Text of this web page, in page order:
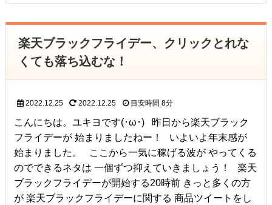
楽天ブラックフライデー、クリックとれな
くても落ち込むな！
2022.12.25 2022.12.25 目安時間 8分
こんにちは。ユキヨです(･ω･) 昨日から楽天ブラック
フライデーが 始まりましたねー！ いよいよ年末感が
始まりました。 ここから一気に稼げる波が やってくる
のでできるネタは 一個ずつ抑えていきましょう！ 楽天
ブラックフライデーが開始する20時前 きっと多くの方
が 楽天ブラックフライデーに関する 商品ツイートをし